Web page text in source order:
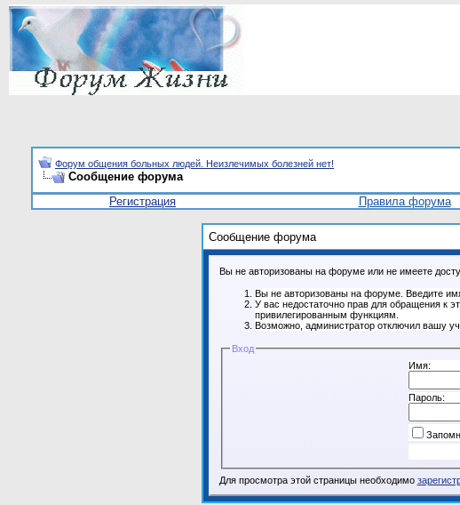
Форум общения больных людей. Неизлечимых болезней нет!
Сообщение форума
Регистрация Правила форума
Сообщение форума
Вы не авторизованы на форуме или не имеете
Вы не авторизованы на форуме. Введите
У вас недостаточно прав для обращения к
привилегированным функциям.
Возможно, администратор отключил вашу
Вход
Имя:
Пароль:
Для просмотра этой страницы необходимо